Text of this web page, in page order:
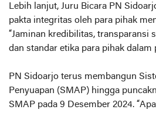
Lebih lanjut, Juru Bicara PN
pakta integritas oleh para pihak
“Jaminan kredibilitas, transparansi
dan standar etika para pihak dalam
PN Sidoarjo terus membangun
Penyuapan (SMAP) hingga
SMAP pada 9 Desember 2024.